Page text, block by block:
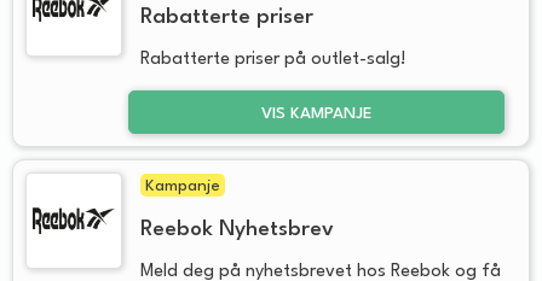
Rabatterte priser
Rabatterte priser på outlet-salg!
VIS KAMPANJE
Kampanje
Reebok Nyhetsbrev
Meld deg på nyhetsbrevet hos Reebok og få